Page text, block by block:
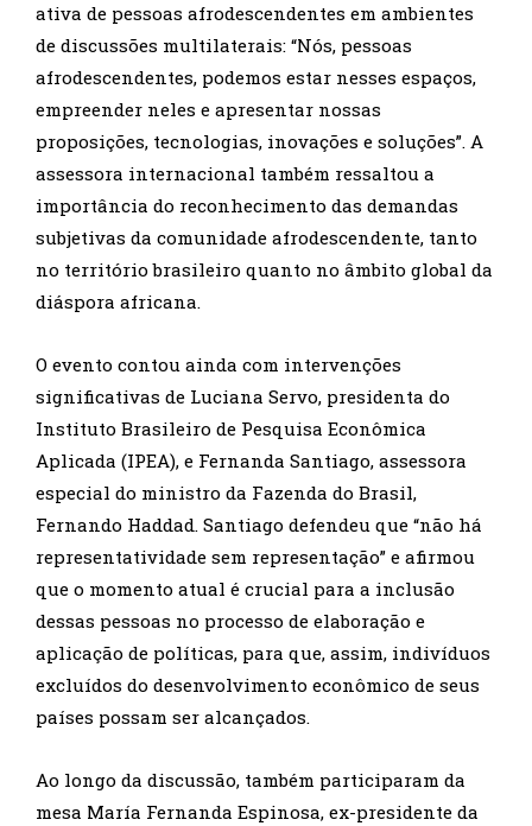
ativa de pessoas afrodescendentes em ambientes
de discussões multilaterais: “Nós, pessoas
afrodescendentes, podemos estar nesses espaços,
empreender neles e apresentar nossas
proposições, tecnologias, inovações e soluções”. A
assessora internacional também ressaltou a
importância do reconhecimento das demandas
subjetivas da comunidade afrodescendente, tanto
no território brasileiro quanto no âmbito global da
diáspora africana.
O evento contou ainda com intervenções
significativas de Luciana Servo, presidenta do
Instituto Brasileiro de Pesquisa Econômica
Aplicada (IPEA), e Fernanda Santiago, assessora
especial do ministro da Fazenda do Brasil,
Fernando Haddad. Santiago defendeu que “não há
representatividade sem representação” e afirmou
que o momento atual é crucial para a inclusão
dessas pessoas no processo de elaboração e
aplicação de políticas, para que, assim, indivíduos
excluídos do desenvolvimento econômico de seus
países possam ser alcançados.
Ao longo da discussão, também participaram da
mesa María Fernanda Espinosa, ex-presidente da